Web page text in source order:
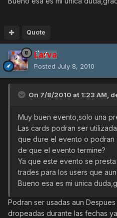
Quote
Larva
Posted July 8, 2010
On 7/8/2010 at 1:23 AM,
Muy buen evento,solo una
Las cards podran ser
que dure el evento o podran
de que el evento termine?
Ya que este evento se
trades para los users que
Bueno esa es mi unica
Podran ser usadas aun
dropeadas durante las fechas